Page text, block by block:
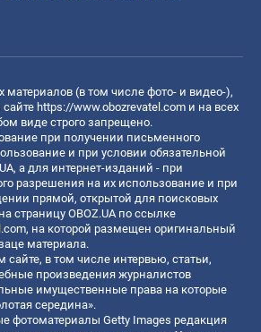
(в том числе фото- и видео-),
https://www.obozrevatel.com и на всех
виде строго запрещено.
при получении письменного
и при условии обязательной
а для интернет-изданий - при
разрешения на их использование и при
прямой, открытой для поисковых
страницу OBOZ.UA по ссылке
, на которой размещен оригинальный
материала.
сайте, в том числе интервью, статьи,
произведения журналистов
имущественные права на которые
середина».
фотоматериалы Getty Images редакция